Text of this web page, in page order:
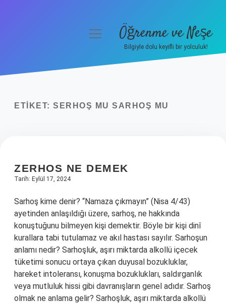
Yasal Uyarı
menüyüÖğrenme ve Neşe
Bilgiyle dolu keyifli bir yolculuk!
ETIKET: SERHOŞ MU SARHOŞ MU
ZERHOS NE DEMEK
Tarih: Eylül 17, 2024
Sarhoş kime denir? “Namaza çıkmayın” (Nisa 4/43)
ayetinden anlaşıldığı üzere, sarhoş, ne hakkında
konuştuğunu bilmeyen kişi demektir. Böyle bir kişi dinî
kurallara tabi tutulamaz ve akıl hastası sayılır. Sarhoşun
anlamı nedir? Sarhoşluk, aşırı miktarda alkollü içecek
tüketimi sonucu ortaya çıkan duyusal bozukluklar,
hareket intoleransı, konuşma bozuklukları, saldırganlık
veya mutluluk hissi gibi davranışların genel adıdır. Sarhoş
olmak ne anlama gelir? Sarhoşluk, aşırı miktarda alkollü